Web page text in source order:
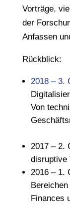
Vorträge,
der
Anfassen
Rückblick:
2018 – 3.
Von
2017 – 2.
disruptive
2016 – 1.
Finances